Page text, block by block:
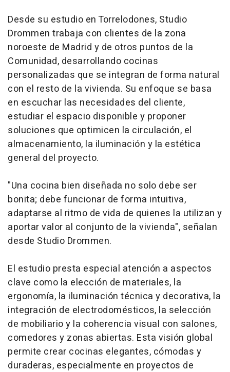
Desde su estudio en Torrelodones, Studio
Drommen trabaja con clientes de la zona
noroeste de Madrid y de otros puntos de la
Comunidad, desarrollando cocinas
personalizadas que se integran de forma natural
con el resto de la vivienda. Su enfoque se basa
en escuchar las necesidades del cliente,
estudiar el espacio disponible y proponer
soluciones que optimicen la circulación, el
almacenamiento, la iluminación y la estética
general del proyecto.
"Una cocina bien diseñada no solo debe ser
bonita; debe funcionar de forma intuitiva,
adaptarse al ritmo de vida de quienes la utilizan y
aportar valor al conjunto de la vivienda", señalan
desde Studio Drommen.
El estudio presta especial atención a aspectos
clave como la elección de materiales, la
ergonomía, la iluminación técnica y decorativa, la
integración de electrodomésticos, la selección
de mobiliario y la coherencia visual con salones,
comedores y zonas abiertas. Esta visión global
permite crear cocinas elegantes, cómodas y
duraderas, especialmente en proyectos de